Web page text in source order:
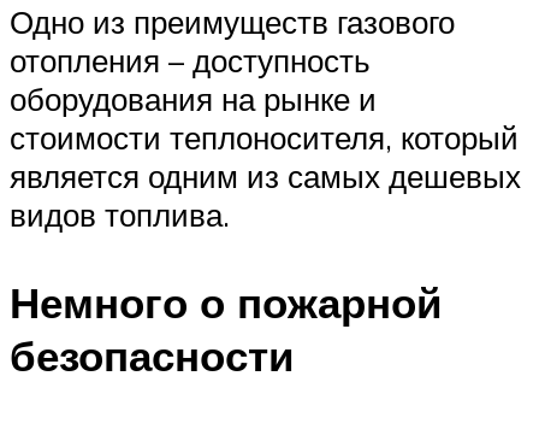
Одно из преимуществ газового
отопления – доступность
оборудования на рынке и
стоимости теплоносителя, который
является одним из самых дешевых
видов топлива.
Немного о пожарной
безопасности